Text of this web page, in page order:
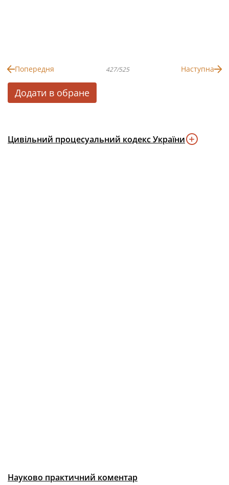
Попередня 427/525 Наступна
Додати в обране
Цивільний процесуальний кодекс України
Науково практичний коментар